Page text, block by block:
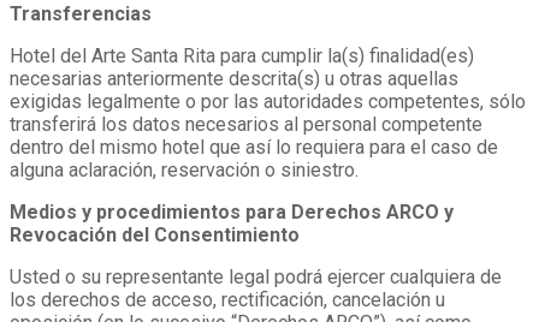
Transferencias
Hotel del Arte Santa Rita para cumplir la(s) finalidad(es)
necesarias anteriormente descrita(s) u otras aquellas
exigidas legalmente o por las autoridades competentes, sólo
transferirá los datos necesarios al personal competente
dentro del mismo hotel que así lo requiera para el caso de
alguna aclaración, reservación o siniestro.
Medios y procedimientos para Derechos ARCO y
Revocación del Consentimiento
Usted o su representante legal podrá ejercer cualquiera de
los derechos de acceso, rectificación, cancelación u